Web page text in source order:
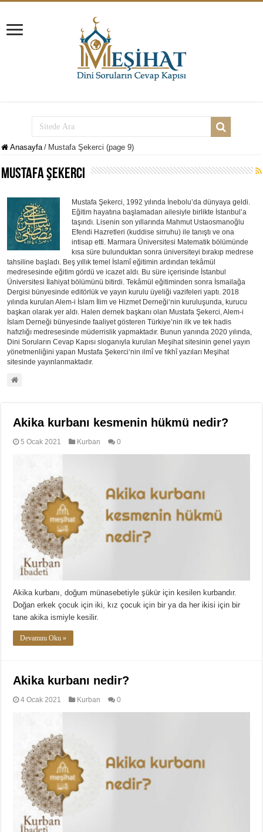
Anasayfa / Mustafa Şekerci (page 9)
Mustafa Şekerci
Mustafa Şekerci, 1992 yılında İnebolu’da dünyaya geldi.
Eğitim hayatına başlamadan ailesiyle birlikte İstanbul’a
taşındı. Lisenin son yıllarında Mahmut Ustaosmanoğlu
Efendi Hazretleri (kuddise sirruhu) ile tanıştı ve ona
intisap etti. Marmara Üniversitesi Matematik bölümünde
kısa süre bulunduktan sonra üniversiteyi bırakıp medrese
tahsiline başladı. Beş yıllık temel İslamî eğitimin ardından tekâmül
medresesinde eğitim gördü ve icazet aldı. Bu süre içerisinde İstanbul
Üniversitesi İlahiyat bölümünü bitirdi. Tekâmül eğitiminden sonra İsmailağa
Dergisi bünyesinde editörlük ve yayın kurulu üyeliği vazifeleri yaptı. 2018
yılında kurulan Alem-i İslam İlim ve Hizmet Derneği‘nin kuruluşunda, kurucu
başkan olarak yer aldı. Halen dernek başkanı olan Mustafa Şekerci, Alem-i
İslam Derneği bünyesinde faaliyet gösteren Türkiye’nin ilk ve tek hadis
hafızlığı medresesinde müderrislik yapmaktadır. Bunun yanında 2020 yılında,
Dini Soruların Cevap Kapısı sloganıyla kurulan Meşihat sitesinin genel yayın
yönetmenliğini yapan Mustafa Şekerci‘nin ilmî ve fıkhî yazıları Meşihat
sitesinde yayınlanmaktadır.
Akika kurbanı kesmenin hükmü nedir?
5 Ocak 2021 Kurban 0
Akika kurbanı, doğum münasebetiyle şükür için kesilen kurbandır.
Doğan erkek çocuk için iki, kız çocuk için bir ya da her ikisi için bir
tane akika ismiyle kesilir.
Devamını Oku »
Akika kurbanı nedir?
4 Ocak 2021 Kurban 0